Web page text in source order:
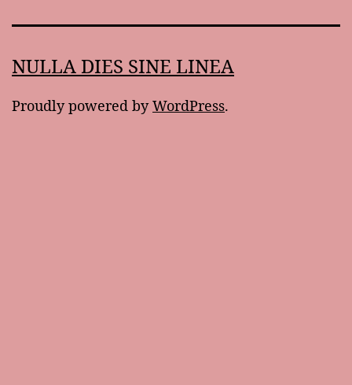
NULLA DIES SINE LINEA
Proudly powered byWordPress.